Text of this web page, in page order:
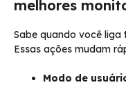
melhores
Sabe quando você liga
Essas ações mudam
Modo de